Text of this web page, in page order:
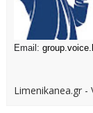
Email:
Limenikanea.gr -